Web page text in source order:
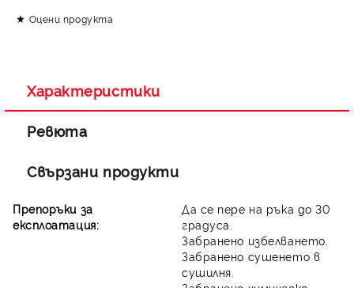
Оцени продукта
Характеристики
Ревюта
Свързани продукти
Препоръки за
експлоатация:
Да се пере на ръка до 30
градуса.
Забранено избелването.
Забранено сушенето в
сушилня.